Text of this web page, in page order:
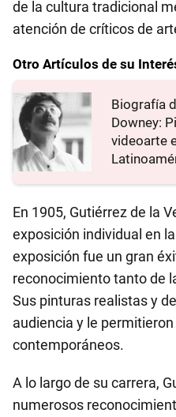
de la cultura tradicional
atención de críticos de
Otro Artículos de su
Biografía
Downey:
videoarte
En 1905, Gutiérrez de la
exposición individual en
exposición fue un gran
reconocimiento tanto de
Sus pinturas realistas y
audiencia y le
contemporáneos.
A lo largo de su carrera,
numerosos